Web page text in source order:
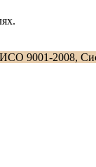
9001-2008,